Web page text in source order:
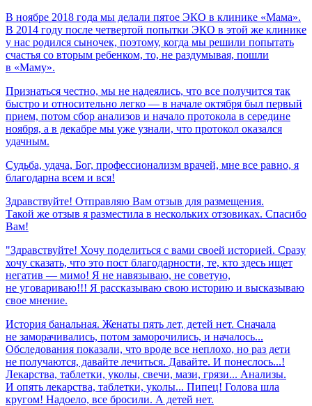
В ноябре 2018 года мы делали пятое ЭКО в клинике «Мама».
В 2014 году после четвертой попытки ЭКО в этой же клинике
у нас родился сыночек, поэтому, когда мы решили попытать
счастья со вторым ребенком, то, не раздумывая, пошли
в «Маму».
Признаться честно, мы не надеялись, что все получится так
быстро и относительно легко — в начале октября был первый
прием, потом сбор анализов и начало протокола в середине
ноября, а в декабре мы уже узнали, что протокол оказался
удачным.
Судьба, удача, Бог, профессионализм врачей, мне все равно, я
благодарна всем и вся!
Здравствуйте! Отправляю Вам отзыв для размещения.
Такой же отзыв я разместила в нескольких отзовиках. Спасибо
Вам!
"Здравствуйте! Хочу поделиться с вами своей историей. Сразу
хочу сказать, что это пост благодарности, те, кто здесь ищет
негатив — мимо! Я не навязываю, не советую,
не уговариваю!!! Я рассказываю свою историю и высказываю
свое мнение.
История банальная. Женаты пять лет, детей нет. Сначала
не заморачивались, потом заморочились, и началось...
Обследования показали, что вроде все неплохо, но раз дети
не получаются, давайте лечиться. Давайте. И понеслось...!
Лекарства, таблетки, уколы, свечи, мази, грязи... Анализы.
И опять лекарства, таблетки, уколы... Пипец! Голова шла
кругом! Надоело, все бросили. А детей нет.